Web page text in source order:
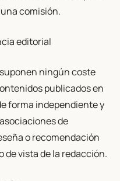
comisión.
editorial
ningún coste
publicados en
forma independiente y
de
o recomendación
vista de la redacción.